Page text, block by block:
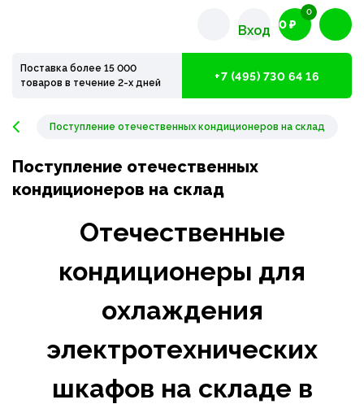
Вход 0 ₽
0
Поставка более 15 000
товаров в течение 2-х дней
+7 (495) 730 64 16
Поступление отечественных кондиционеров на склад
Поступление отечественных
кондиционеров на склад
Отечественные
кондиционеры для
охлаждения
электротехнических
шкафов на складе в